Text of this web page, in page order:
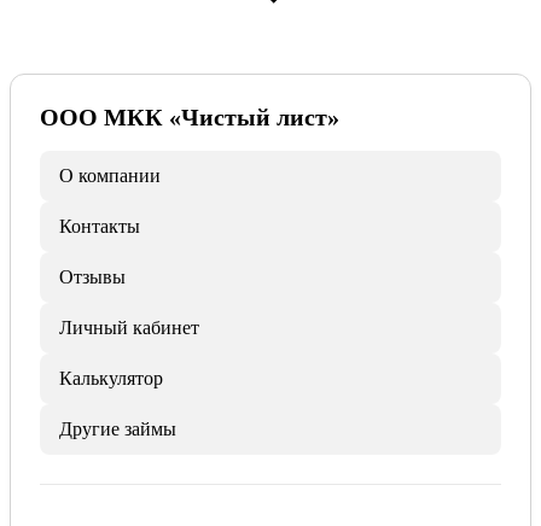
ООО МКК «Чистый лист»
О компании
Контакты
Отзывы
Личный кабинет
Калькулятор
Другие займы